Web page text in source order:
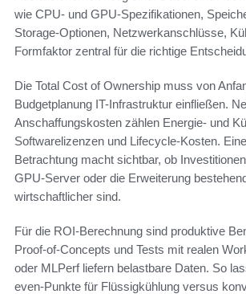
wie CPU- und GPU-Spezifikationen,
Storage-Optionen, Netzwerkanschlüsse,
Formfaktor zentral für die richtige
Die Total Cost of Ownership muss von
Budgetplanung IT-Infrastruktur einfließen.
Anschaffungskosten zählen Energie- und
Softwarelizenzen und Lifecycle-Kosten.
Betrachtung macht sichtbar, ob
GPU-Server oder die Erweiterung
wirtschaftlicher sind.
Für die ROI-Berechnung sind produktive
Proof-of-Concepts und Tests mit realen
oder MLPerf liefern belastbare Daten. So
even-Punkte für Flüssigkühlung versus